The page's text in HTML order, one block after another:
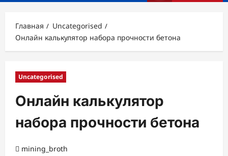
Главная
Uncategorised
Онлайн калькулятор набора прочности бетона
Uncategorised
Онлайн калькулятор
набора прочности бетона
mining_broth